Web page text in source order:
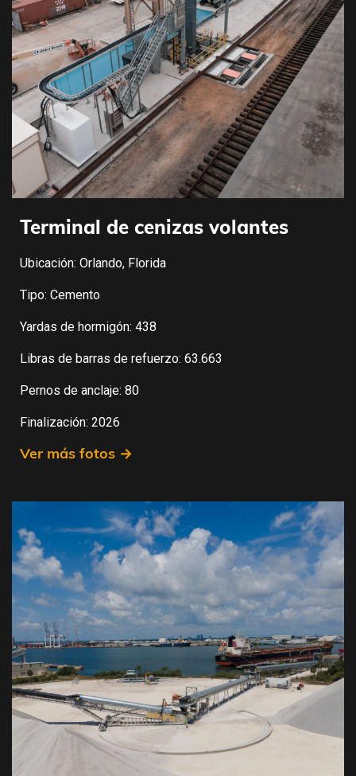
Terminal de cenizas volantes
Ubicación: Orlando, Florida
Tipo: Cemento
Yardas de hormigón: 438
Libras de barras de refuerzo: 63.663
Pernos de anclaje: 80
Finalización: 2026
Ver más fotos →